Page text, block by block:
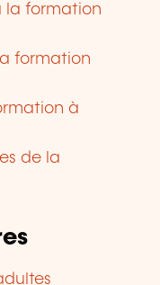
la formation
formation
à
de la